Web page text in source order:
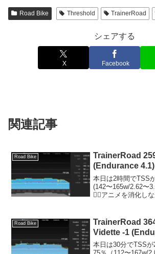
Road Bike Threshold TrainerRoad
シェアする
X Facebook
関連記事
Road Bike
TrainerRoad
(Endurance 4.1)
本日は2時間でTSS
(142〜165w/2.62〜
🚴‍♂️アニメを消化し
屈に感じるこ...
Road Bike
TrainerRoad
Vidette -1
本日は30分でTSS